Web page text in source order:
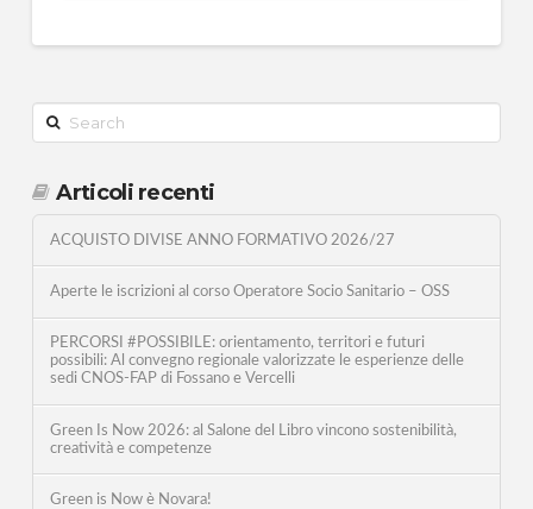
Search
Articoli recenti
ACQUISTO DIVISE ANNO FORMATIVO 2026/27
Aperte le iscrizioni al corso Operatore Socio Sanitario – OSS
PERCORSI #POSSIBILE: orientamento, territori e futuri
possibili: Al convegno regionale valorizzate le esperienze delle
sedi CNOS-FAP di Fossano e Vercelli
Green Is Now 2026: al Salone del Libro vincono sostenibilità,
creatività e competenze
Green is Now è Novara!